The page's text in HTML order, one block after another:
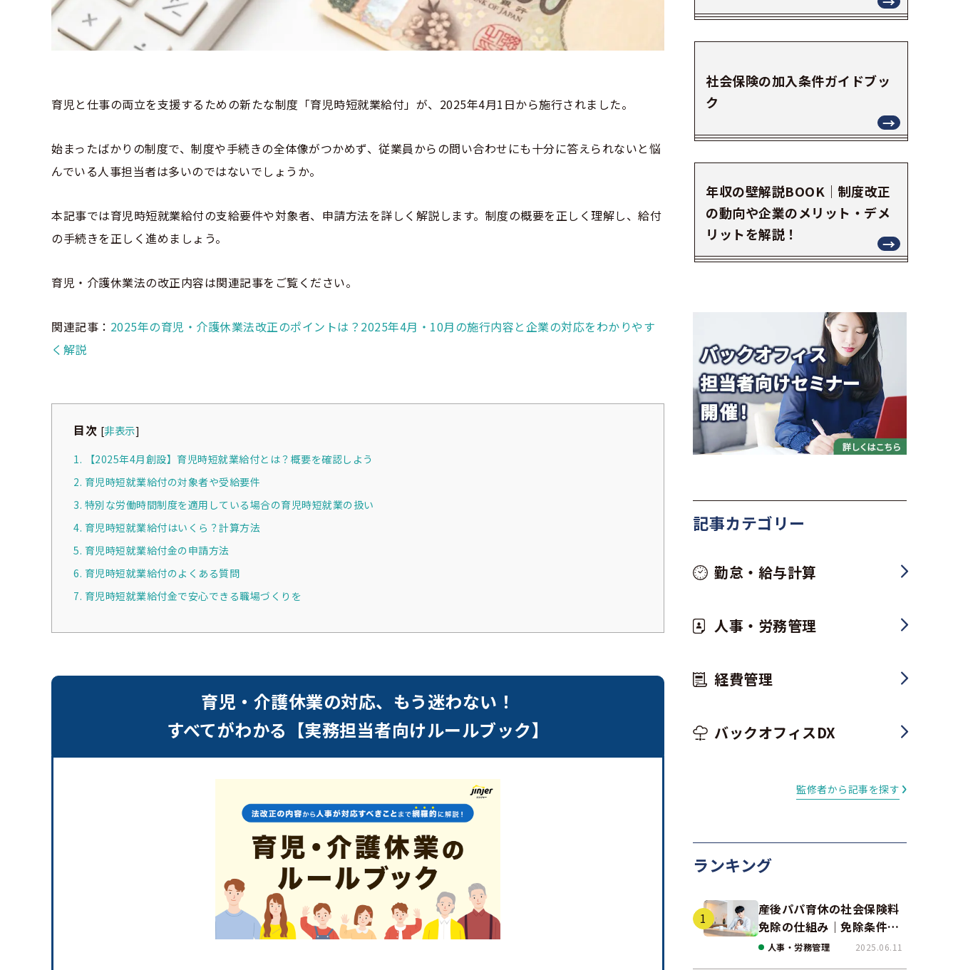
育児と仕事の両立を支援するための新たな制度「育児時短就業給付」が、2025年4月1日から施行されました。
始まったばかりの制度で、制度や手続きの全体像がつかめず、従業員からの問い合わせにも十分に答えられないと悩
んでいる人事担当者は多いのではないでしょうか。
本記事では育児時短就業給付の支給要件や対象者、申請方法を詳しく解説します。制度の概要を正しく理解し、給付
の手続きを正しく進めましょう。
育児・介護休業法の改正内容は関連記事をご覧ください。
関連記事： 2025年の育児・介護休業法改正のポイントは？2025年4月・10月の施行内容と企業の対応をわかりやす
く解説
目次 [非表示]
1. 【2025年4月創設】育児時短就業給付とは？概要を確認しよう
2. 育児時短就業給付の対象者や受給要件
3. 特別な労働時間制度を適用している場合の育児時短就業の扱い
4. 育児時短就業給付はいくら？計算方法
5. 育児時短就業給付金の申請方法
6. 育児時短就業給付のよくある質問
7. 育児時短就業給付金で安心できる職場づくりを
育児・介護休業の対応、もう迷わない！
すべてがわかる【実務担当者向けルールブック】
社会保険の加入条件ガイドブッ
ク
年収の壁解説BOOK｜制度改正
の動向や企業のメリット・デメ
リットを解説！
記事カテゴリー
勤怠・給与計算
人事・労務管理
経費管理
バックオフィスDX
監修者から記事を探す
ランキング
産後パパ育休の社会保険料
免除の仕組み｜免除条件と
事例、手続きの注意点を解
人事・労務管理 2025.06.11